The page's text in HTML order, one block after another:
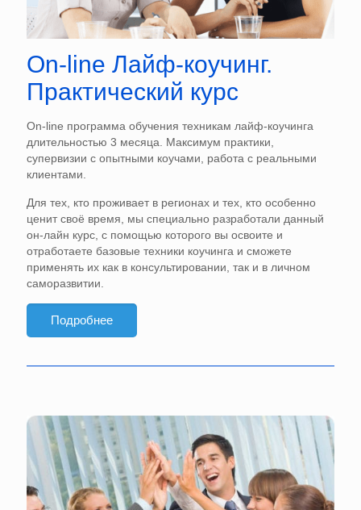
On-line Лайф-коучинг.
Практический курс
On-line программа обучения техникам лайф-коучинга
длительностью 3 месяца. Максимум практики,
супервизии с опытными коучами, работа с реальными
клиентами.
Для тех, кто проживает в регионах и тех, кто особенно
ценит своё время, мы специально разработали данный
он-лайн курс, с помощью которого вы освоите и
отработаете базовые техники коучинга и сможете
применять их как в консультировании, так и в личном
саморазвитии.
Подробнее